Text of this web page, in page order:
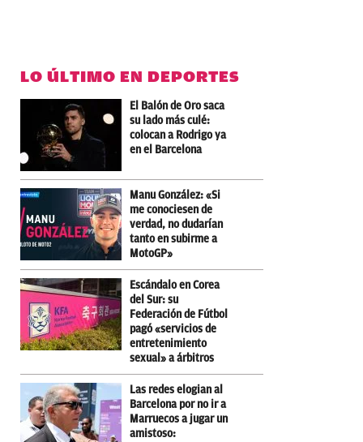
LO ÚLTIMO EN DEPORTES
El Balón de Oro saca
su lado más culé:
colocan a Rodrigo ya
en el Barcelona
Manu González: «Si
me conociesen de
verdad, no dudarían
tanto en subirme a
MotoGP»
Escándalo en Corea
del Sur: su
Federación de Fútbol
pagó «servicios de
entretenimiento
sexual» a árbitros
Las redes elogian al
Barcelona por no ir a
Marruecos a jugar un
amistoso: